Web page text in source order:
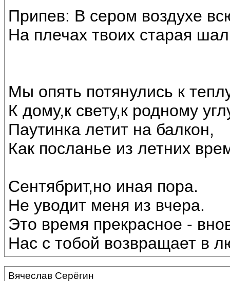
Припев: В сером воздухе
На плечах твоих старая
Мы опять потянулись к
К дому,к свету,к родному
Паутинка летит на балкон,
Как посланье из летних
Сентябрит,но иная пора.
Не уводит меня из вчера.
Это время прекрасное -
Нас с тобой возвращает в
Вячеслав Серёгин